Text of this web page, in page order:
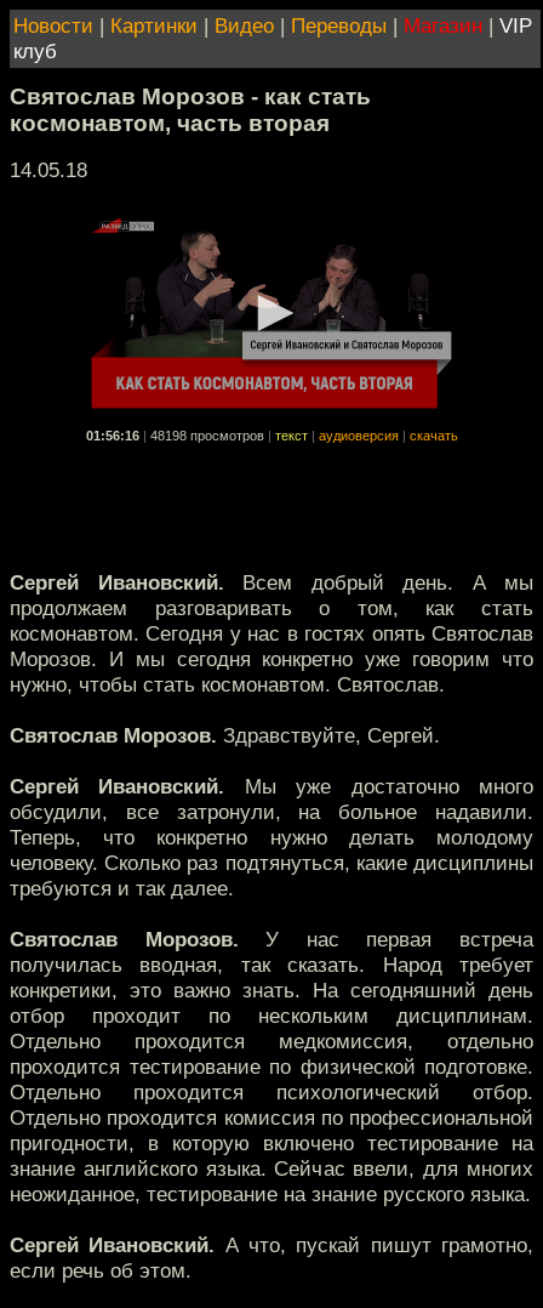
Новости | Картинки | Видео | Переводы | Магазин | VIP
клуб
Святослав Морозов - как стать
космонавтом, часть вторая
14.05.18
01:56:16 48198 просмотров текст аудиоверсия скачать
Сергей Ивановский. Всем добрый день. А мы
продолжаем разговаривать о том, как стать
космонавтом. Сегодня у нас в гостях опять Святослав
Морозов. И мы сегодня конкретно уже говорим что
нужно, чтобы стать космонавтом. Святослав.
Святослав Морозов. Здравствуйте, Сергей.
Сергей Ивановский. Мы уже достаточно много
обсудили, все затронули, на больное надавили.
Теперь, что конкретно нужно делать молодому
человеку. Сколько раз подтянуться, какие дисциплины
требуются и так далее.
Святослав Морозов. У нас первая встреча
получилась вводная, так сказать. Народ требует
конкретики, это важно знать. На сегодняшний день
отбор проходит по нескольким дисциплинам.
Отдельно проходится медкомиссия, отдельно
проходится тестирование по физической подготовке.
Отдельно проходится психологический отбор.
Отдельно проходится комиссия по профессиональной
пригодности, в которую включено тестирование на
знание английского языка. Сейчас ввели, для многих
неожиданное, тестирование на знание русского языка.
Сергей Ивановский. А что, пускай пишут грамотно,
если речь об этом.